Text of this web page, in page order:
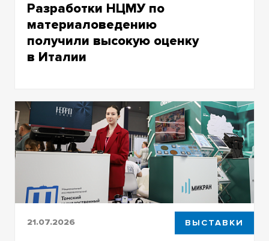
Разработки НЦМУ по
материаловедению
получили высокую оценку
в Италии
высокоэнергетических и специальных
материалов
21.07.2026 ВЫСТАВКИ